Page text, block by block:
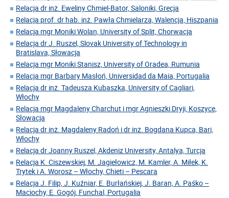
Relacja dr inż. Eweliny Chmiel-Bator, Saloniki, Grecja
Relacja prof. dr hab. inż. Pawła Chmielarza, Walencja, Hiszpania
Relacja mgr Moniki Wolan, University of Split, Chorwacja
Relacja dr J. Ruszel, Slovak University of Technology in
Bratislava, Słowacja
Relacja mgr Moniki Stanisz, University of Oradea, Rumunia
Relacja mgr Barbary Masłoń, Universidad da Maia, Portugalia
Relacja dr inż. Tadeusza Kubaszka, University of Cagliari,
Włochy
Relacja mgr Magdaleny Charchut i mgr Agnieszki Dryji, Koszyce,
Słowacja
Relacja dr inż. Magdaleny Radoń i dr inż. Bogdana Kupca, Bari,
Włochy
Relacja dr Joanny Ruszel, Akdeniz University, Antalya, Turcja
Relacja K. Ciszewskiej, M. Jagiełowicz, M. Kamler, A. Miłek, K.
Trytek i A. Worosz – Włochy, Chieti – Pescara
Relacja J. Filip, J. Kuźniar, E. Burłańskiej, J. Baran, A. Paśko –
Maciochy, E. Gogój, Funchal, Portugalia